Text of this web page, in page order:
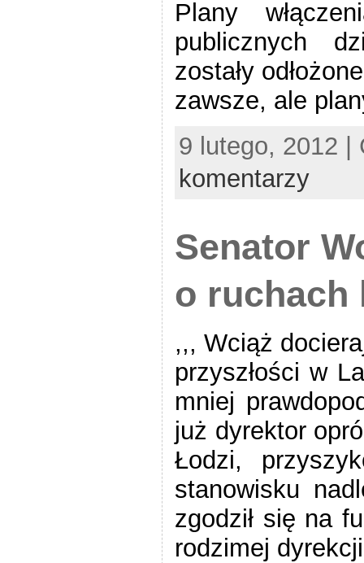
Plany
publicznych
zostały
zawsze, ale
9 lutego, 2012 |
komentarzy
Senator
o ruchach
,,, Wciąż
przyszłości w
mniej
już dyrektor
Łodzi,
stanowisku
zgodził się na
rodzimej